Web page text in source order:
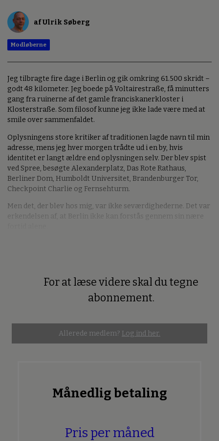
af Ulrik Søberg
Modløberne
Jeg tilbragte fire dage i Berlin og gik omkring 61.500 skridt –
godt 48 kilometer. Jeg boede på Voltairestraße, få minutters
gang fra ruinerne af det gamle franciskanerkloster i
Klosterstraße. Som filosof kunne jeg ikke lade være med at
smile over sammenfaldet.
Oplysningens store kritiker af traditionen lagde navn til min
adresse, mens jeg hver morgen trådte ud i en by, hvis
identitet er langt ældre end oplysningen selv. Der blev spist
ved Spree, besøgte Alexanderplatz, Das Rote Rathaus,
Berliner Dom, Humboldt Universitet, Brandenburger Tor,
Checkpoint Charlie og Fernsehturm.
Men det, der blev hos mig, var ikke seværdighederne. Det var
erkendelsen af, at Berlin ikke kan forstås gennem sin nære
For at læse videre skal du tegne
abonnement.
Allerede medlem? Log ind her.
Månedlig betaling
Pris per måned